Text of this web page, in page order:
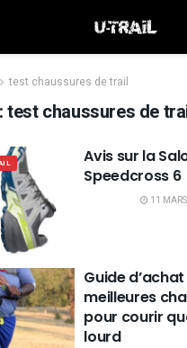
test chaussures de trail
test chaussures de
Avis sur la
Speedcross 6
11
Guide d’achat
meilleures
pour courir
lourd